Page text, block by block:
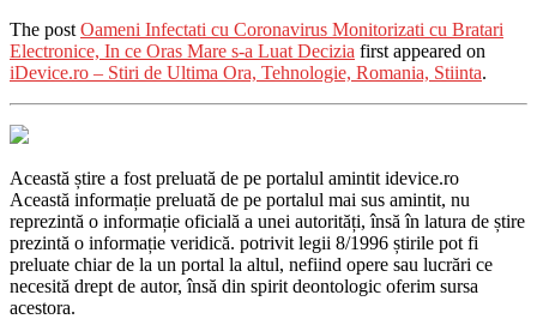
The post Oameni Infectati cu Coronavirus Monitorizati cu Bratari
Electronice, In ce Oras Mare s-a Luat Decizia first appeared on
iDevice.ro – Stiri de Ultima Ora, Tehnologie, Romania, Stiinta.
Această știre a fost preluată de pe portalul amintit idevice.ro
Această informație preluată de pe portalul mai sus amintit, nu
reprezintă o informație oficială a unei autorități, însă în latura de știre
prezintă o informație veridică. potrivit legii 8/1996 știrile pot fi
preluate chiar de la un portal la altul, nefiind opere sau lucrări ce
necesită drept de autor, însă din spirit deontologic oferim sursa
acestora.